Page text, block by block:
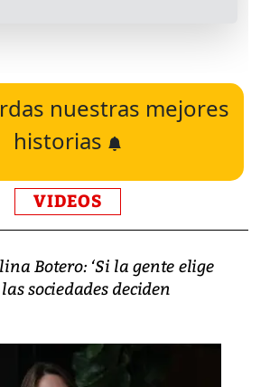
nuestras mejores
historias
VIDEOS
Botero: ‘Si la gente elige
sociedades deciden